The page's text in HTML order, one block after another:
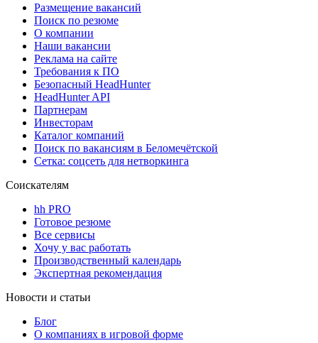
Размещение вакансий
Поиск по резюме
О компании
Наши вакансии
Реклама на сайте
Требования к ПО
Безопасный HeadHunter
HeadHunter API
Партнерам
Инвесторам
Каталог компаний
Поиск по вакансиям в Беломечётской
Сетка: соцсеть для нетворкинга
Соискателям
hh PRO
Готовое резюме
Все сервисы
Хочу у вас работать
Производственный календарь
Экспертная рекомендация
Новости и статьи
Блог
О компаниях в игровой форме